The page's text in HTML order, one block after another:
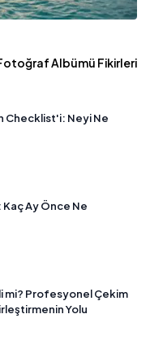
Fotoğraf Albümü Fikirleri
Checklist'i: Neyi Ne
Kaç Ay Önce Ne
mi? Profesyonel Çekim
Yolu